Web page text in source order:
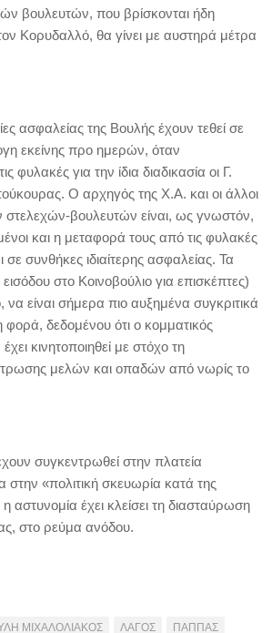
βουλευτών, που βρίσκονται ήδη
Κορυδαλλό, θα γίνει με αυστηρά μέτρα
ασφαλείας της Βουλής έχουν τεθεί σε
εκείνης προ ημερών, όταν
φυλακές για την ίδια διαδικασία οι Γ.
Ο αρχηγός της Χ.Α. και οι άλλοι
στελεχών-βουλευτών είναι, ως γνωστόν,
και η μεταφορά τους από τις φυλακές
συνθήκες ιδιαίτερης ασφαλείας. Τα
στο Κοινοβούλιο για επισκέπτες)
είναι σήμερα πιο αυξημένα συγκριτικά
δεδομένου ότι ο κομματικός
κινητοποιηθεί με στόχο τη
μελών και οπαδών από νωρίς το
συγκεντρωθεί στην πλατεία
στην «πολιτική σκευωρία κατά της
έχει κλείσει τη διασταύρωση
στο ρεύμα ανόδου.
ΜΙΧΑΛΟΛΙΑΚΟΣ ΛΑΓΟΣ
ΠΑΠΠΑΣ